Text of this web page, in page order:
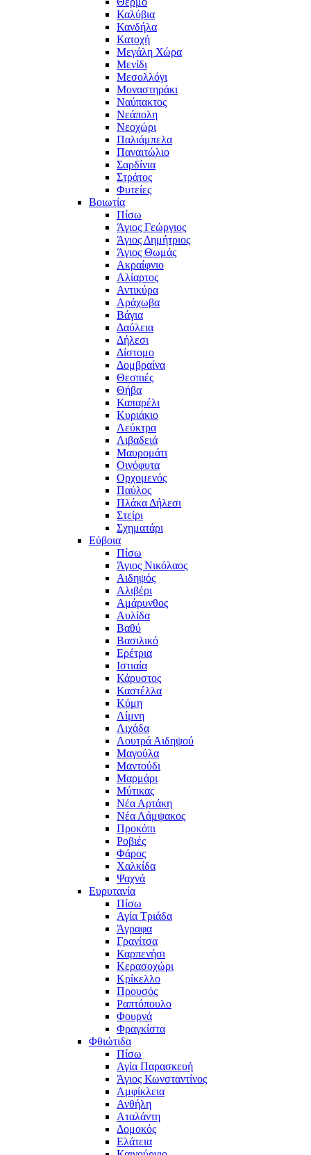
Καλύβια
Κανδήλα
Κατοχή
Μεγάλη Χώρα
Μενίδι
Μεσολλόγι
Μοναστηράκι
Ναύπακτος
Νεάπολη
Νεοχώρι
Παλιάμπελα
Παναιτώλιο
Σαρδίνια
Στράτος
Φυτείες
Βοιωτία
Πίσω
Άγιος Γεώργιος
Άγιος Δημήτριος
Άγιος Θωμάς
Ακραίφνιο
Αλίαρτος
Αντικύρα
Αράχωβα
Βάγια
Δαύλεια
Δήλεσι
Δίστομο
Δομβραίνα
Θεσπιές
Θήβα
Καπαρέλι
Κυριάκιο
Λεύκτρα
Λιβαδειά
Μαυρομάτι
Οινόφυτα
Ορχομενός
Παύλος
Πλάκα Δήλεσι
Στείρι
Σχηματάρι
Εύβοια
Πίσω
Άγιος Νικόλαος
Αιδηψός
Αλιβέρι
Αμάρυνθος
Αυλίδα
Βαθύ
Βασιλικό
Ερέτρια
Ιστιαία
Κάρυστος
Καστέλλα
Κύμη
Λίμνη
Λιχάδα
Λουτρά Αιδηψού
Μαγούλα
Μαντούδι
Μαρμάρι
Μύτικας
Νέα Αρτάκη
Νέα Λάμψακος
Προκόπι
Ροβιές
Φάρος
Χαλκίδα
Ψαχνά
Ευρυτανία
Πίσω
Αγία Τριάδα
Άγραφα
Γρανίτσα
Καρπενήσι
Κερασοχώρι
Κρίκελλο
Προυσός
Ραπτόπουλο
Φουρνά
Φραγκίστα
Φθιώτιδα
Πίσω
Αγία Παρασκευή
Άγιος Κωνσταντίνος
Αμφίκλεια
Ανθήλη
Αταλάντη
Δομοκός
Ελάτεια